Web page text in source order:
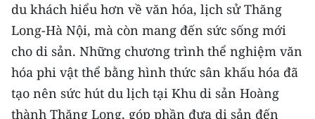
du khách hiểu hơn về văn hóa, lịch sử Thăng
Long-Hà Nội, mà còn mang đến sức sống mới
cho di sản. Những chương trình thể nghiệm văn
hóa phi vật thể bằng hình thức sân khấu hóa đã
tạo nên sức hút du lịch tại Khu di sản Hoàng
thành Thăng Long, góp phần đưa di sản đến